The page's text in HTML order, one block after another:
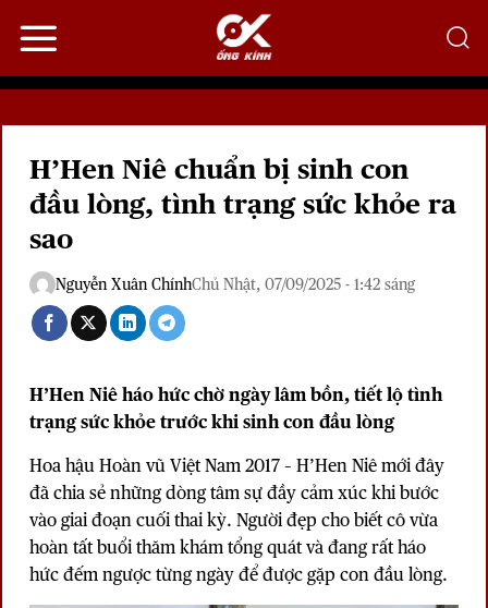
qua
dung
H’Hen Niê chuẩn bị sinh con
đầu lòng, tình trạng sức khỏe ra
sao
Nguyễn Xuân ChínhChủ Nhật, 07/09/2025 - 1:42 sáng
H’Hen Niê háo hức chờ ngày lâm bồn, tiết lộ tình
trạng sức khỏe trước khi sinh con đầu lòng
Hoa hậu Hoàn vũ Việt Nam 2017 – H’Hen Niê mới đây
đã chia sẻ những dòng tâm sự đầy cảm xúc khi bước
vào giai đoạn cuối thai kỳ. Người đẹp cho biết cô vừa
hoàn tất buổi thăm khám tổng quát và đang rất háo
hức đếm ngược từng ngày để được gặp con đầu lòng.